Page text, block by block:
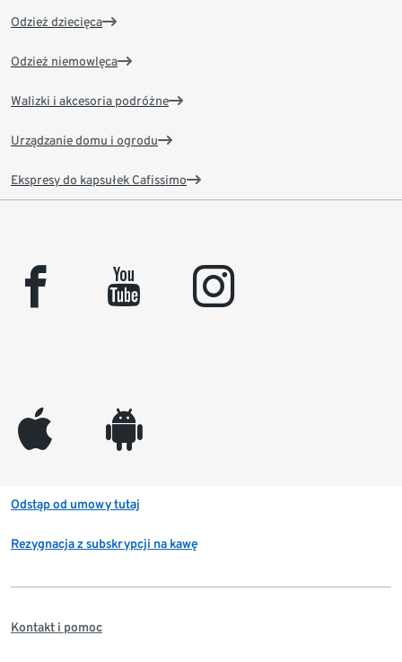
Odzież dziecięca
Odzież niemowlęca
Walizki i akcesoria podróżne
Urządzanie domu i ogrodu
Ekspresy do kapsułek Cafissimo
facebook youtube instagram
appleinc android
Odstąp od umowy tutaj
Rezygnacja z subskrypcji na kawę
Kontakt i pomoc